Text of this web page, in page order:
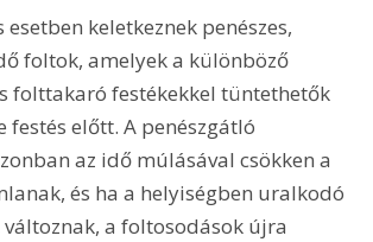
keletkeznek penészes,
foltok, amelyek a különböző
folttakaró festékekkel tüntethetők
festés előtt. A penészgátló
az idő múlásával csökken a
és ha a helyiségben uralkodó
a foltosodások újra